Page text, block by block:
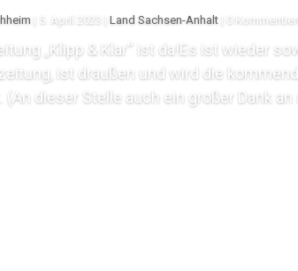
5. April 2023 Land Sachsen-Anhalt| 0
„Klipp & Klar“ ist da!Es ist wieder
ist draußen und wird die
dieser Stelle auch ein großer Dank an